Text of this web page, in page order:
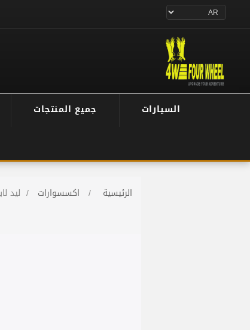
السيارات جميع المنتجات
الرئيسية / اكسسوارات / ليد لايت